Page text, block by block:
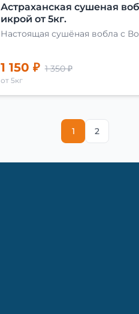
Астраханская сушеная
икрой от 5кг.
Настоящая сушёная вобла с
1 150 ₽ 1 350 ₽
от 5кг
1 2